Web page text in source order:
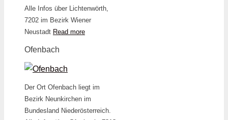
Alle Infos über Lichtenwörth,
7202 im Bezirk Wiener
Neustadt Read more
Ofenbach
Der Ort Ofenbach liegt im
Bezirk Neunkirchen im
Bundesland Niederösterreich.